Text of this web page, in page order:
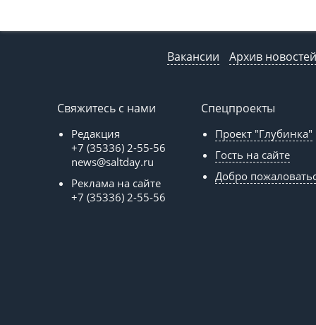
Вакансии Архив новостей
Свяжитесь с нами
Редакция
+7 (35336) 2-55-56
news@saltday.ru
Реклама на сайте
+7 (35336) 2-55-56
Спецпроекты
Проект "Глубинка"
Гость на сайте
Добро